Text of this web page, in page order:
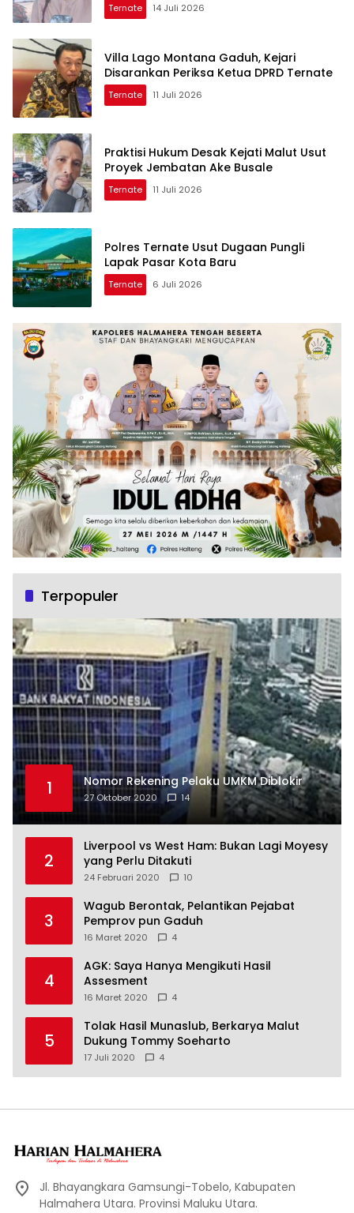
Ternate 14 Juli 2026
Villa Lago Montana Gaduh, Kejari
Disarankan Periksa Ketua DPRD Ternate
Ternate 11 Juli 2026
Praktisi Hukum Desak Kejati Malut Usut
Proyek Jembatan Ake Busale
Ternate 11 Juli 2026
Polres Ternate Usut Dugaan Pungli
Lapak Pasar Kota Baru
Ternate 6 Juli 2026
Terpopuler
1 Nomor Rekening Pelaku UMKM Diblokir
27 Oktober 2020 14
2
Liverpool vs West Ham: Bukan Lagi Moyesy
yang Perlu Ditakuti
24 Februari 2020 10
3
Wagub Berontak, Pelantikan Pejabat
Pemprov pun Gaduh
16 Maret 2020 4
4
AGK: Saya Hanya Mengikuti Hasil
Assesment
16 Maret 2020 4
5
Tolak Hasil Munaslub, Berkarya Malut
Dukung Tommy Soeharto
17 Juli 2020 4
Jl. Bhayangkara Gamsungi-Tobelo, Kabupaten
Halmahera Utara. Provinsi Maluku Utara.